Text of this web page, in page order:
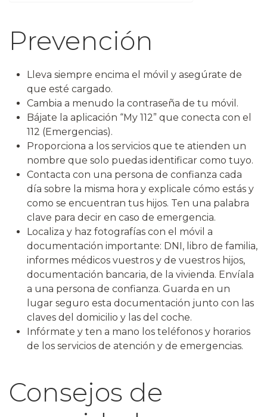
Prevención
Lleva siempre encima el móvil y asegúrate de
que esté cargado.
Cambia a menudo la contraseña de tu móvil.
Bájate la aplicación “My 112” que conecta con el
112 (Emergencias).
Proporciona a los servicios que te atienden un
nombre que solo puedas identificar como tuyo.
Contacta con una persona de confianza cada
día sobre la misma hora y explicale cómo estás y
como se encuentran tus hijos. Ten una palabra
clave para decir en caso de emergencia.
Localiza y haz fotografías con el móvil a
documentación importante: DNI, libro de familia,
informes médicos vuestros y de vuestros hijos,
documentación bancaria, de la vivienda. Envíala
a una persona de confianza. Guarda en un
lugar seguro esta documentación junto con las
claves del domicilio y las del coche.
Infórmate y ten a mano los teléfonos y horarios
de los servicios de atención y de emergencias.
Consejos de